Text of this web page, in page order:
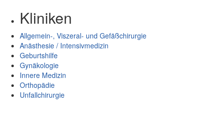
Kliniken
Allgemein-, Viszeral- und Gefäßchirurgie
Anästhesie / Intensivmedizin
Geburtshilfe
Gynäkologie
Innere Medizin
Orthopädie
Unfallchirurgie